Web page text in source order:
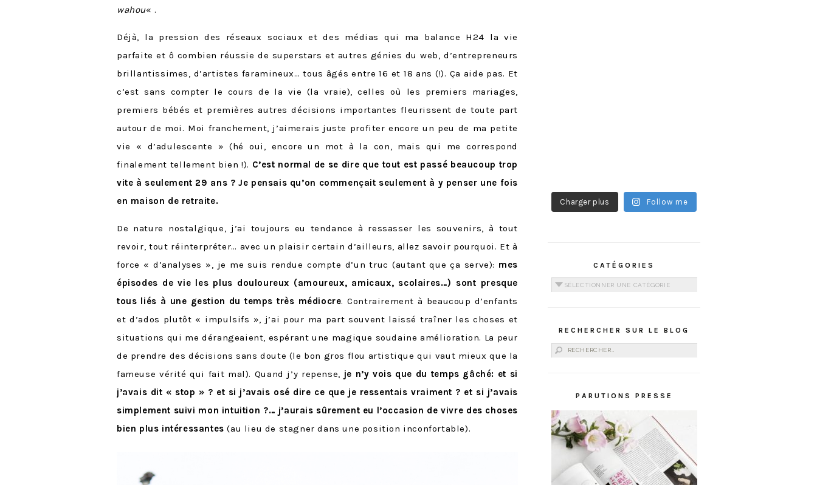
wahou« .
Déjà, la pression des réseaux sociaux et des médias qui ma balance H24 la vie
parfaite et ô combien réussie de superstars et autres génies du web, d’entrepreneurs
brillantissimes, d’artistes faramineux… tous âgés entre 16 et 18 ans (!). Ça aide pas. Et
c’est sans compter le cours de la vie (la vraie), celles où les premiers mariages,
premiers bébés et premières autres décisions importantes fleurissent de toute part
autour de moi. Moi franchement, j’aimerais juste profiter encore un peu de ma petite
vie « d’adulescente » (hé oui, encore un mot à la con, mais qui me correspond
finalement tellement bien !). C’est normal de se dire que tout est passé beaucoup trop
vite à seulement 29 ans ? Je pensais qu’on commençait seulement à y penser une fois
en maison de retraite.
De nature nostalgique, j’ai toujours eu tendance à ressasser les souvenirs, à tout
revoir, tout réinterpréter… avec un plaisir certain d’ailleurs, allez savoir pourquoi. Et à
force « d’analyses », je me suis rendue compte d’un truc (autant que ça serve): mes
épisodes de vie les plus douloureux (amoureux, amicaux, scolaires…) sont presque
tous liés à une gestion du temps très médiocre. Contrairement à beaucoup d’enfants
et d’ados plutôt « impulsifs », j’ai pour ma part souvent laissé traîner les choses et
situations qui me dérangeaient, espérant une magique soudaine amélioration. La peur
de prendre des décisions sans doute (le bon gros flou artistique qui vaut mieux que la
fameuse vérité qui fait mal). Quand j’y repense, je n’y vois que du temps gâché: et si
j’avais dit « stop » ? et si j’avais osé dire ce que je ressentais vraiment ? et si j’avais
simplement suivi mon intuition ?… j’aurais sûrement eu l’occasion de vivre des choses
bien plus intéressantes (au lieu de stagner dans une position inconfortable).
Charger plus Follow me
CATÉGORIES
Catégories
RECHERCHER SUR LE BLOG
Rechercher :
PARUTIONS PRESSE